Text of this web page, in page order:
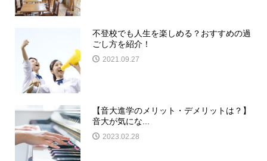
不登校でも人生を楽しめる？おすすめの過
ごし方を紹介！
2021.09.27
【音大進学のメリット・デメリットは？】
音大が気にな...
2023.02.28